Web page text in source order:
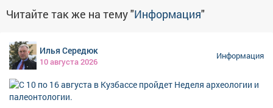
Читайте так же на тему "Информация"
Илья Середюк
10 августа 2026
Информация